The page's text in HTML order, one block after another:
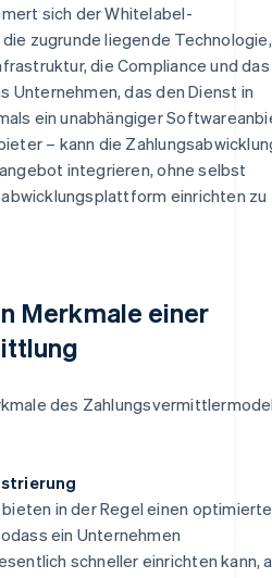
sich der Whitelabel-
zugrunde liegende
die Compliance und das
Unternehmen, das den Dienst in
ein unabhängiger
– kann die
integrieren, ohne selbst
einrichten zu
Merkmale einer
des
in der Regel einen
ein Unternehmen
schneller einrichten kann,